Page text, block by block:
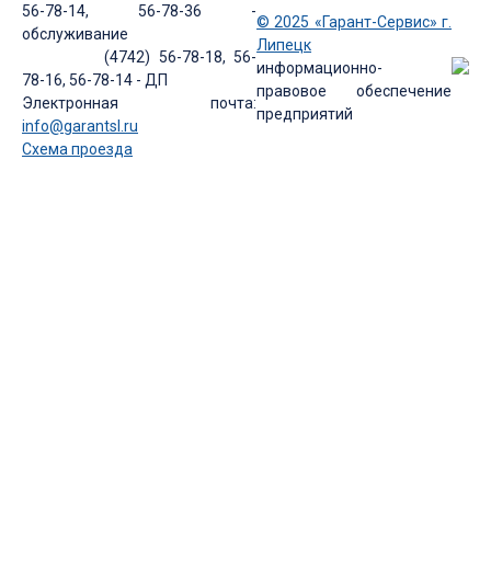
56-78-14, 56-78-36 -
обслуживание
(4742) 56-78-18, 56-
78-16, 56-78-14 - ДП
Электронная почта:
info@garantsl.ru
Схема проезда
© 2025 «Гарант-Сервис» г.
Липецк
информационно-
правовое обеспечение
предприятий